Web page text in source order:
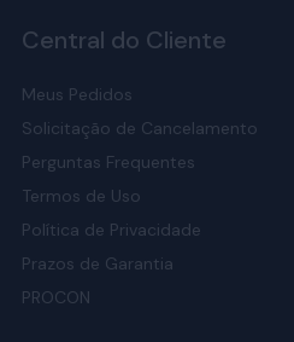
Central do Cliente
Meus Pedidos
Solicitação de Cancelamento
Perguntas Frequentes
Termos de Uso
Política de Privacidade
Prazos de Garantia
PROCON